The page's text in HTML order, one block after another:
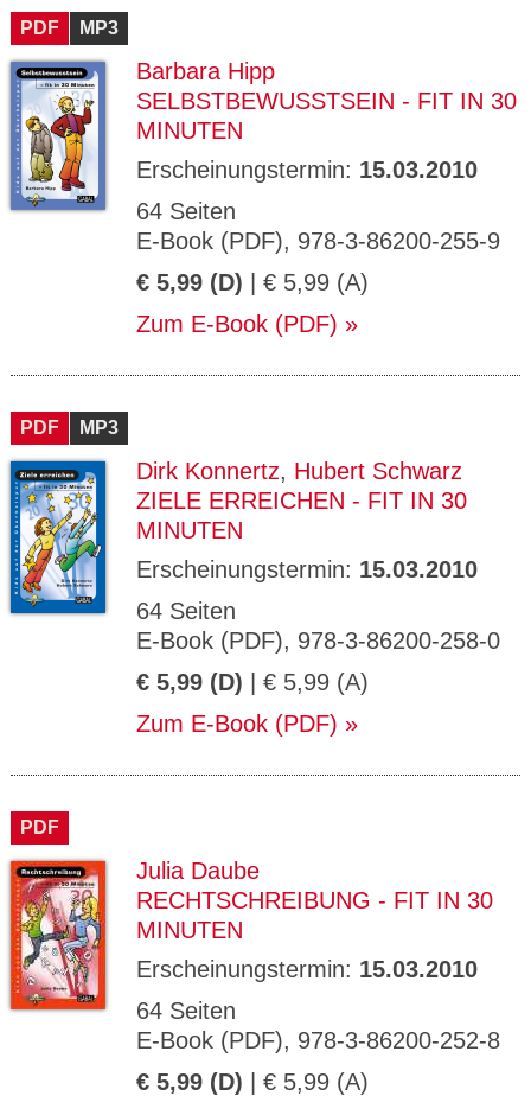
PDF MP3
Barbara Hipp
SELBSTBEWUSSTSEIN - FIT IN 30
MINUTEN
Erscheinungstermin: 15.03.2010
64 Seiten
E-Book (PDF), 978-3-86200-255-9
€ 5,99 (D) | € 5,99 (A)
Zum E-Book (PDF)
PDF MP3
Dirk Konnertz, Hubert Schwarz
ZIELE ERREICHEN - FIT IN 30
MINUTEN
Erscheinungstermin: 15.03.2010
64 Seiten
E-Book (PDF), 978-3-86200-258-0
€ 5,99 (D) | € 5,99 (A)
Zum E-Book (PDF)
PDF
Julia Daube
RECHTSCHREIBUNG - FIT IN 30
MINUTEN
Erscheinungstermin: 15.03.2010
64 Seiten
E-Book (PDF), 978-3-86200-252-8
€ 5,99 (D) | € 5,99 (A)